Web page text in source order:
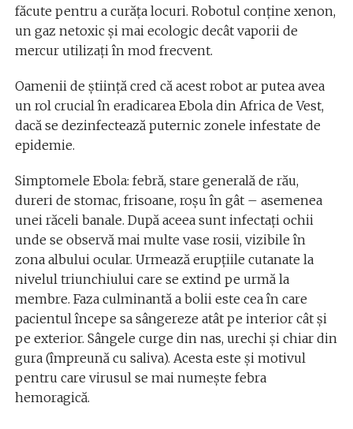
făcute pentru a curăța locuri. Robotul conține xenon,
un gaz netoxic și mai ecologic decât vaporii de
mercur utilizați în mod frecvent.
Oamenii de știință cred că acest robot ar putea avea
un rol crucial în eradicarea Ebola din Africa de Vest,
dacă se dezinfectează puternic zonele infestate de
epidemie.
Simptomele Ebola: febră, stare generală de rău,
dureri de stomac, frisoane, roșu în gât – asemenea
unei răceli banale. După aceea sunt infectați ochii
unde se observă mai multe vase rosii, vizibile în
zona albului ocular. Urmează erupțiile cutanate la
nivelul triunchiului care se extind pe urmă la
membre. Faza culminantă a bolii este cea în care
pacientul începe sa sângereze atât pe interior cât și
pe exterior. Sângele curge din nas, urechi și chiar din
gura (împreună cu saliva). Acesta este și motivul
pentru care virusul se mai numește febra
hemoragică.